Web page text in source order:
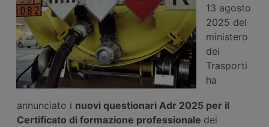
13 agosto
2025 del
ministero
dei
Trasporti
ha
annunciato i nuovi questionari Adr 2025 per il
Certificato di formazione professionale dei